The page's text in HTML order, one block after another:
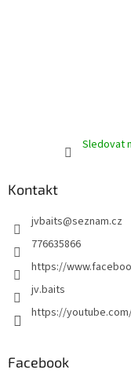
Sledovat
Kontakt
jvbaits@seznam.cz
776635866
https://
jv.baits
https://youtube.com/
Facebook